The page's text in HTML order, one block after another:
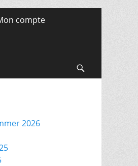
compte
2026